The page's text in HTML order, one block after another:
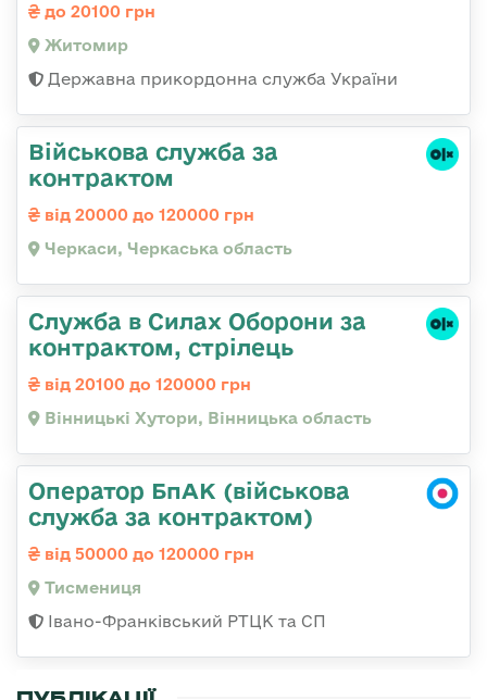
до 20100 грн
Житомир
Державна прикордонна служба України
Військова служба за
контрактом
від 20000 до 120000 грн
Черкаси, Черкаська область
Служба в Силах Оборони за
контрактом, стрілець
від 20100 до 120000 грн
Вінницькі Хутори, Вінницька область
Оператор БпАК (військова
служба за контрактом)
від 50000 до 120000 грн
Тисмениця
Івано-Франківський РТЦК та СП